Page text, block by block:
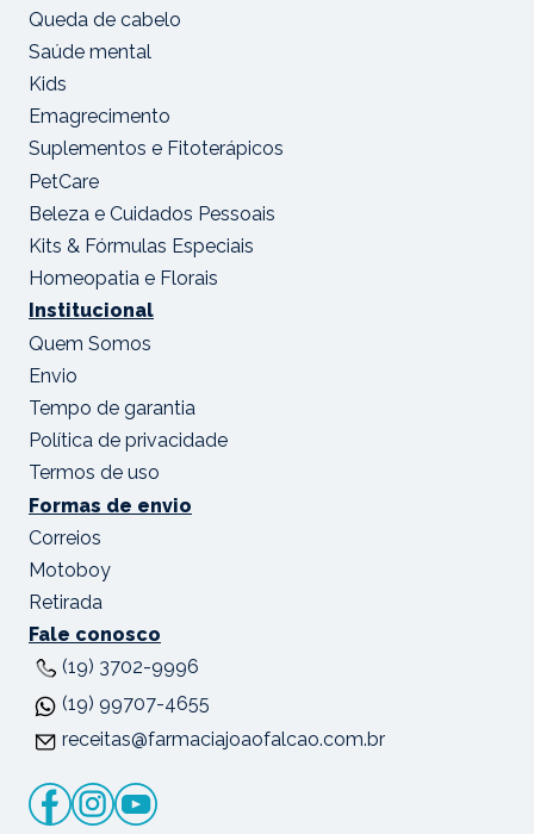
Queda de cabelo
Saúde mental
Kids
Emagrecimento
Suplementos e Fitoterápicos
PetCare
Beleza e Cuidados Pessoais
Kits & Fórmulas Especiais
Homeopatia e Florais
Institucional
Quem Somos
Envio
Tempo de garantia
Política de privacidade
Termos de uso
Formas de envio
Correios
Motoboy
Retirada
Fale conosco
(19) 3702-9996
(19) 99707-4655
receitas@farmaciajoaofalcao.com.br